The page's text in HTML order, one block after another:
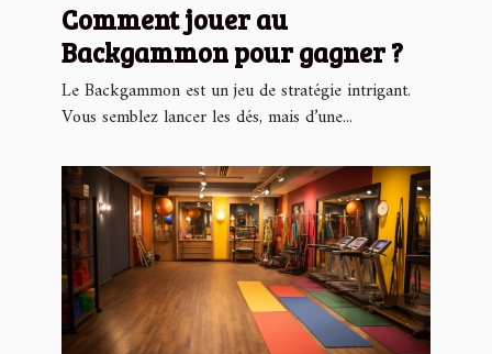
Comment jouer au
Backgammon pour gagner ?
Le Backgammon est un jeu de stratégie intrigant.
Vous semblez lancer les dés, mais d’une...